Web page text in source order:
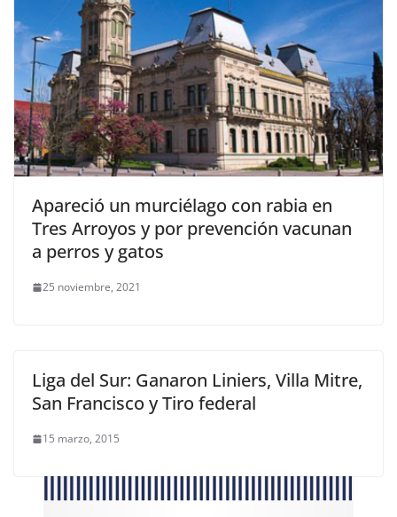
Apareció un murciélago con rabia en
Tres Arroyos y por prevención vacunan
a perros y gatos
25 noviembre, 2021
Liga del Sur: Ganaron Liniers, Villa Mitre,
San Francisco y Tiro federal
15 marzo, 2015